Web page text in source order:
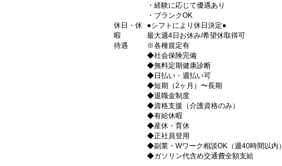
・経験に応じて優遇あり
・ブランクOK
休日・休
暇
●シフトにより休日決定●
最大週4日お休み/希望休取得可
待遇
※各種規定有
◆社会保険完備
◆無料定期健康診断
◆日払い・週払い可
◆短期（2ヶ月）〜長期
◆退職金制度
◆資格支援（介護資格のみ）
◆有給休暇
◆産休・育休
◆正社員登用
◆副業・Wワーク相談OK（週40時間以内）
◆ガソリン代含め交通費全額支給